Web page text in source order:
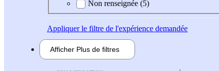
Non renseignée (5)
Appliquerle filtre de l'expérience demandée
Afficher Plus de filtres